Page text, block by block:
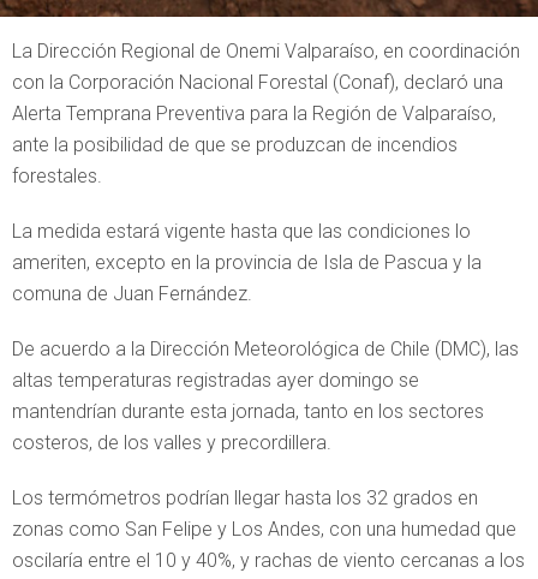
La Dirección Regional de Onemi Valparaíso, en coordinación
con la Corporación Nacional Forestal (Conaf), declaró una
Alerta Temprana Preventiva para la Región de Valparaíso,
ante la posibilidad de que se produzcan de incendios
forestales.
La medida estará vigente hasta que las condiciones lo
ameriten, excepto en la provincia de Isla de Pascua y la
comuna de Juan Fernández.
De acuerdo a la Dirección Meteorológica de Chile (DMC), las
altas temperaturas registradas ayer domingo se
mantendrían durante esta jornada, tanto en los sectores
costeros, de los valles y precordillera.
Los termómetros podrían llegar hasta los 32 grados en
zonas como San Felipe y Los Andes, con una humedad que
oscilaría entre el 10 y 40%, y rachas de viento cercanas a los